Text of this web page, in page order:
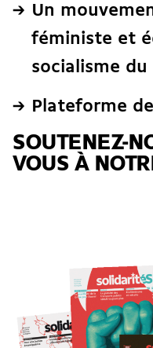
Un
féministe et
socialisme du
Plateforme
SOUTENEZ-
VOUS À